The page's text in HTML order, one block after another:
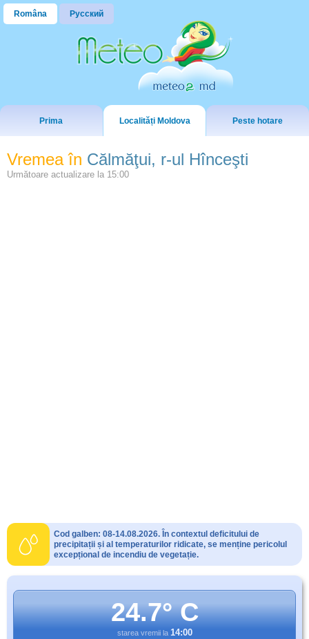
Româna Русский
Prima Localități Moldova Peste hotare
Vremea în Călmăţui, r-ul Hînceşti
Următoare actualizare la 15:00
Cod galben: 08-14.08.2026. În contextul deficitului de
precipitații și al temperaturilor ridicate, se menține pericolul
excepțional de incendiu de vegetație.
24.7° C
starea vremii la 14:00